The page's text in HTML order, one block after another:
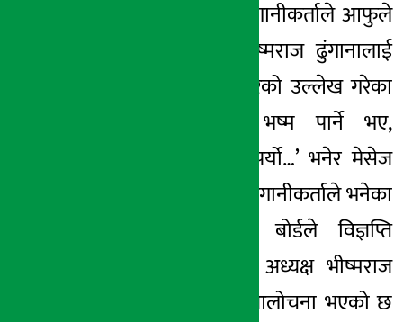
गरेको भन्दै केहि लगानीकर्ताले आफुले
अर्थमन्त्री समक्ष भीष्मराज ढुंगानालाई
बर्खास्त गर्न माग गरेको उल्लेख गरेका
छन् । ‘भीष्मले भष्म पार्ने भए,
घोक्रेठ्याक लगाउनुपर्यो…’ भनेर मेसेज
पठाएको छु । एक लगानीकर्ताले भनेका
छन् । यसो त बोर्डले विज्ञप्ति
निकालेसँगै बोर्डका अध्यक्ष भीष्मराज
ढुंगानाको चौतर्फी आलोचना भएको छ